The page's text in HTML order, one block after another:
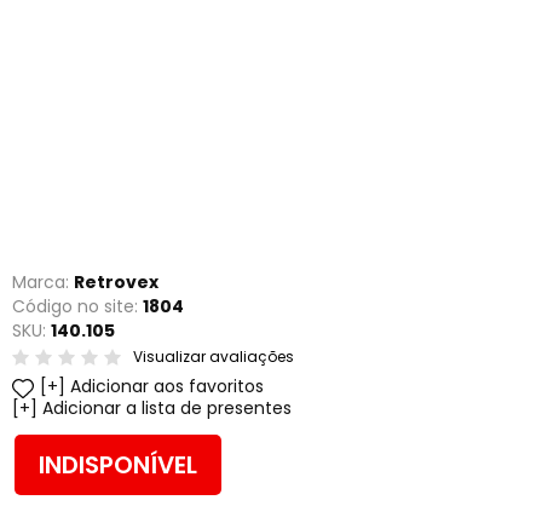
Marca: Retrovex
Código no site: 1804
SKU: 140.105
Visualizar avaliações
Adicionar aos favoritos
Adicionar a lista de presentes
INDISPONÍVEL